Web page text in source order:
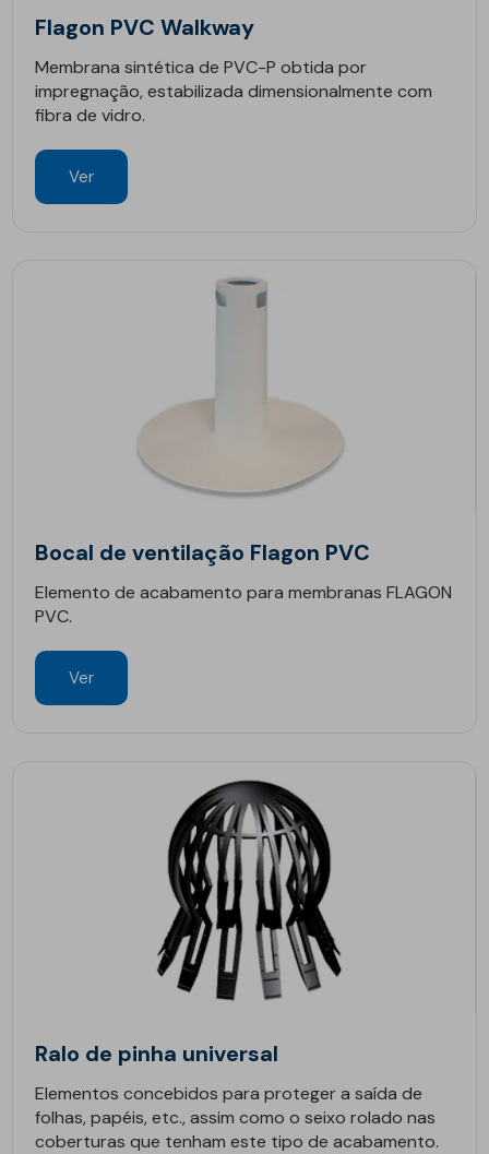
Flagon PVC Walkway
Membrana sintética de PVC-P obtida por
impregnação, estabilizada dimensionalmente com
fibra de vidro.
Ver
Bocal de ventilação Flagon PVC
Elemento de acabamento para membranas FLAGON
PVC.
Ver
Ralo de pinha universal
Elementos concebidos para proteger a saída de
folhas, papéis, etc., assim como o seixo rolado nas
coberturas que tenham este tipo de acabamento.